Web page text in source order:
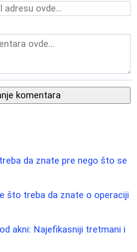
komentara
da znate pre nego što se
što treba da znate o operaciji
akni: Najefikasniji tretmani i